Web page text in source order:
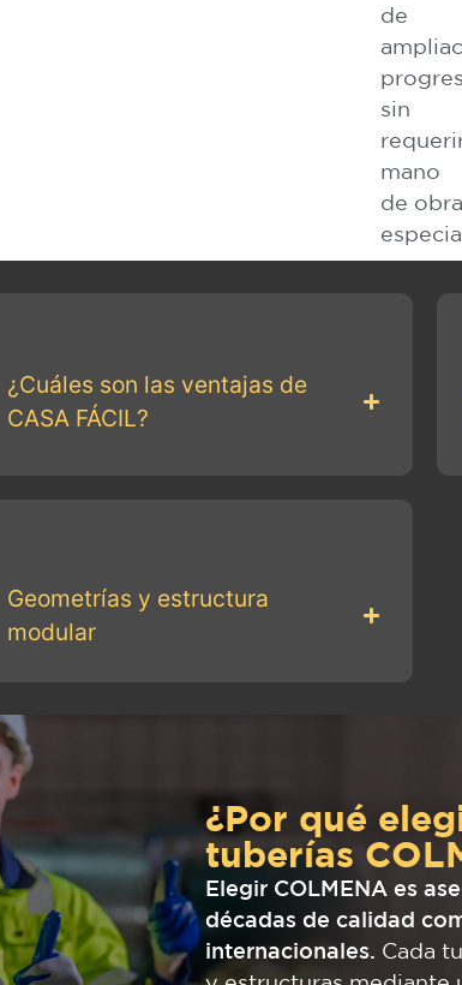
de
sin
mano
de obra
¿Cuáles son las ventajas de
CASA FÁCIL?
Geometrías y estructura
modular
¿Por qué
tuberías
Elegir COLMENA es
décadas de calidad
internacionales. Cada